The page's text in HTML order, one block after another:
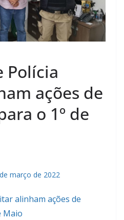
Polícia
ações de
o 1º de
março de 2022
alinham ações de
Maio